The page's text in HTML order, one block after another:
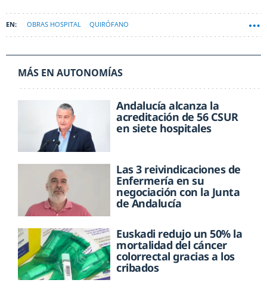
OBRAS HOSPITAL QUIRÓFANO
MÁS EN AUTONOMÍAS
Andalucía alcanza la
acreditación de 56 CSUR
en siete hospitales
Las 3 reivindicaciones de
Enfermería en su
negociación con la Junta
de Andalucía
Euskadi redujo un 50% la
mortalidad del cáncer
colorrectal gracias a los
cribados